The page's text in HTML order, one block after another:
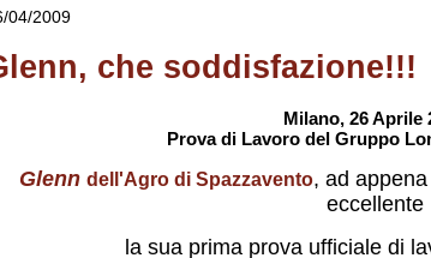
04/2009
che soddisfazione!!!
Milano, 26 Aprile
Prova di Lavoro del Gruppo
Glenn dell'Agro di Spazzavento, ad
eccellente
la sua prima prova ufficiale di